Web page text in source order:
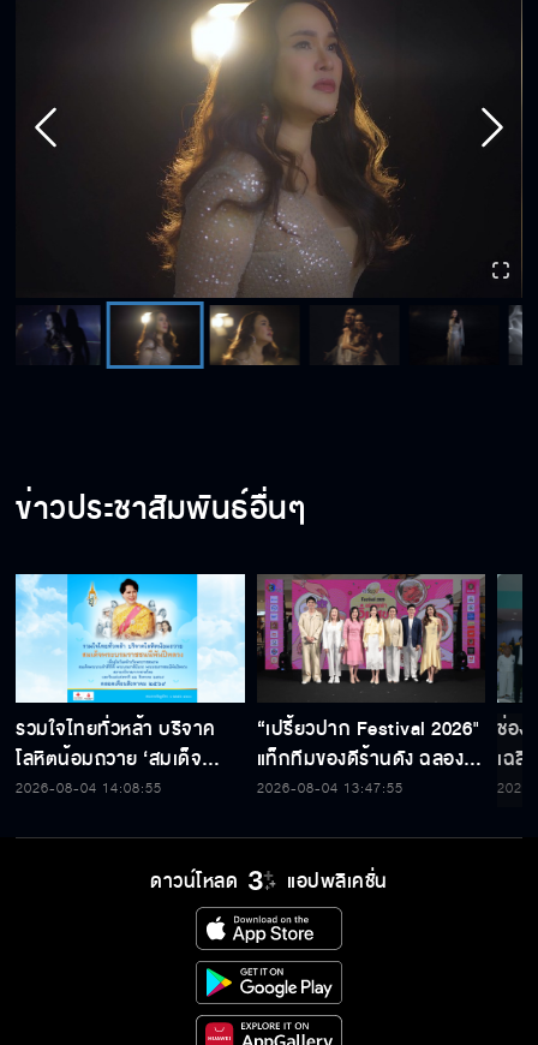
ข่าวประชาสัมพันธ์อื่นๆ
รวมใจไทยทั่วหล้า บริจาค
โลหิตน้อมถวาย ‘สมเด็จ
พระบรมราชชนนีพันปีหลวง’
2026-08-04 14:08:55
“เปรี้ยวปาก Festival 2026"
แท็กทีมของดีร้านดัง ฉลอง
ก้าวสู่ปีที่ 23
2026-08-04 13:47:55
ช่อง
เฉลิ
สมเ
ดาวน์โหลด แอปพลิเคชั่น